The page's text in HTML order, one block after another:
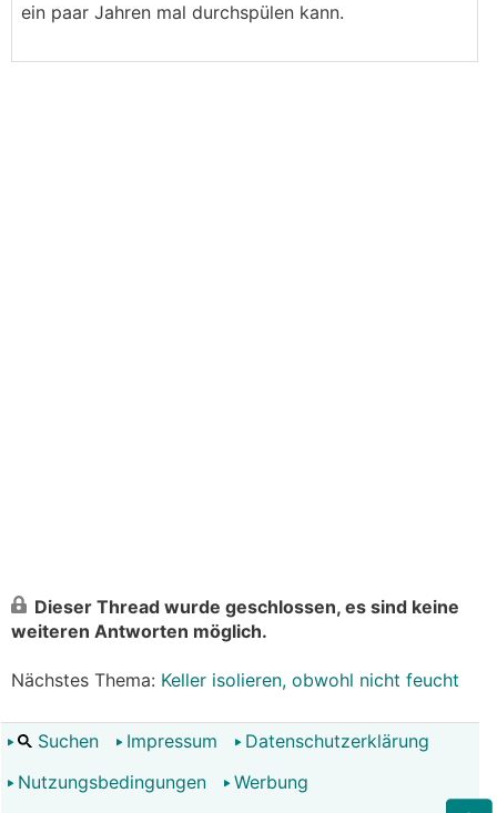
ein paar Jahren mal durchspülen kann.
Dieser Thread wurde geschlossen, es sind keine
weiteren Antworten möglich.
Nächstes Thema: Keller isolieren, obwohl nicht feucht
Suchen Impressum
Datenschutzerklärung
Nutzungsbedingungen
Werbung